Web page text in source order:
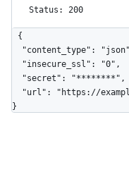
Status: 200
{
}